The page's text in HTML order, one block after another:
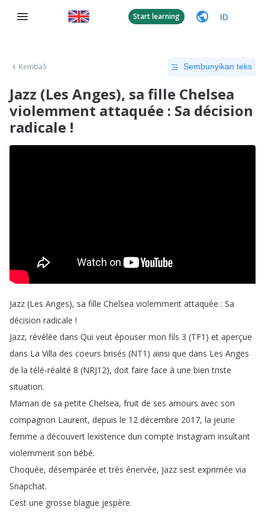
Start learning ID
Kembali Sembunyikan teks
Jazz (Les Anges), sa fille Chelsea
violemment attaquée : Sa décision
radicale !
Jazz (Les Anges), sa fille Chelsea violemment attaquée : Sa
décision radicale !
Jazz, révélée dans Qui veut épouser mon fils 3 (TF1) et aperçue
dans La Villa des coeurs brisés (NT1) ainsi que dans Les Anges
de la télé-réalité 8 (NRJ12), doit faire face à une bien triste
situation.
Maman de sa petite Chelsea, fruit de ses amours avec son
compagnon Laurent, depuis le 12 décembre 2017, la jeune
femme a découvert lexistence dun compte Instagram insultant
violemment son bébé.
Choquée, désemparée et très énervée, Jazz sest exprimée via
Snapchat.
Cest une grosse blague jespère.